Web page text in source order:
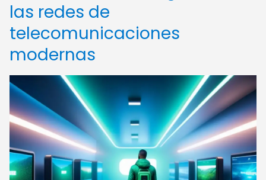
las redes de
telecomunicaciones
modernas